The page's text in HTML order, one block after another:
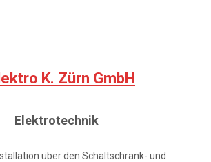
Elektrotechnik
über den Schaltschrank- und